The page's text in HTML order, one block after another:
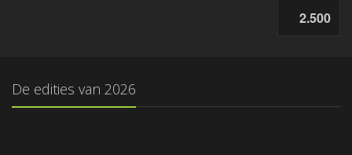
2.500
De edities van 2026